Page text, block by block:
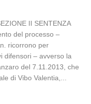
II SENTENZA
del processo –
ricorrono per
difensori – avverso la
del 7.11.2013, che
di Vibo Valentia,...